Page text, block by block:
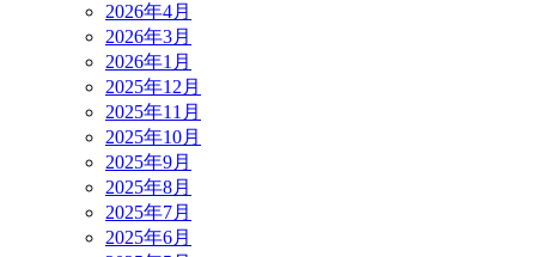
2026年4月
2026年3月
2026年1月
2025年12月
2025年11月
2025年10月
2025年9月
2025年8月
2025年7月
2025年6月